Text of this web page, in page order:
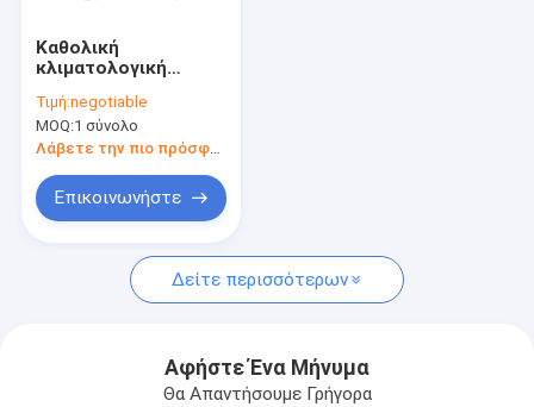
Καθολική
κλιματολογική
-70℃~+150℃ για το
τηλεφωνικό υλικό
μπαταριών
Τιμή:negotiable
MOQ:1 σύνολο
Λάβετε την πιο πρόσφατη τιμή
Επικοινωνήστε
Δείτε περισσότερων
Αφήστε Ένα Μήνυμα
Θα Απαντήσουμε Γρήγορα